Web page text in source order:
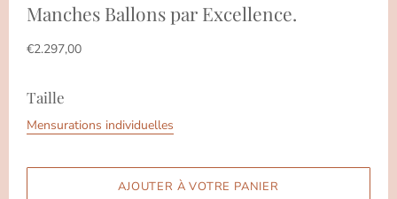
Manches Ballons par Excellence.
€2.297,00
Taille
Mensurations individuelles